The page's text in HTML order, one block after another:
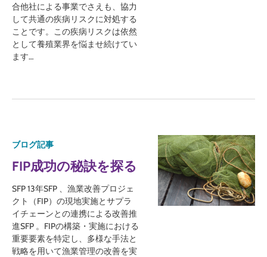
合他社による事業でさえも、協力
して共通の疾病リスクに対処する
ことです。この疾病リスクは依然
として養殖業界を悩ませ続けてい
ます…
ブログ記事
FIP成功の秘訣を探る
SFP 13年SFP 、漁業改善プロジェ
クト（FIP）の現地実施とサプラ
イチェーンとの連携による改善推
進SFP 。FIPの構築・実施における
重要要素を特定し、多様な手法と
戦略を用いて漁業管理の改善を実